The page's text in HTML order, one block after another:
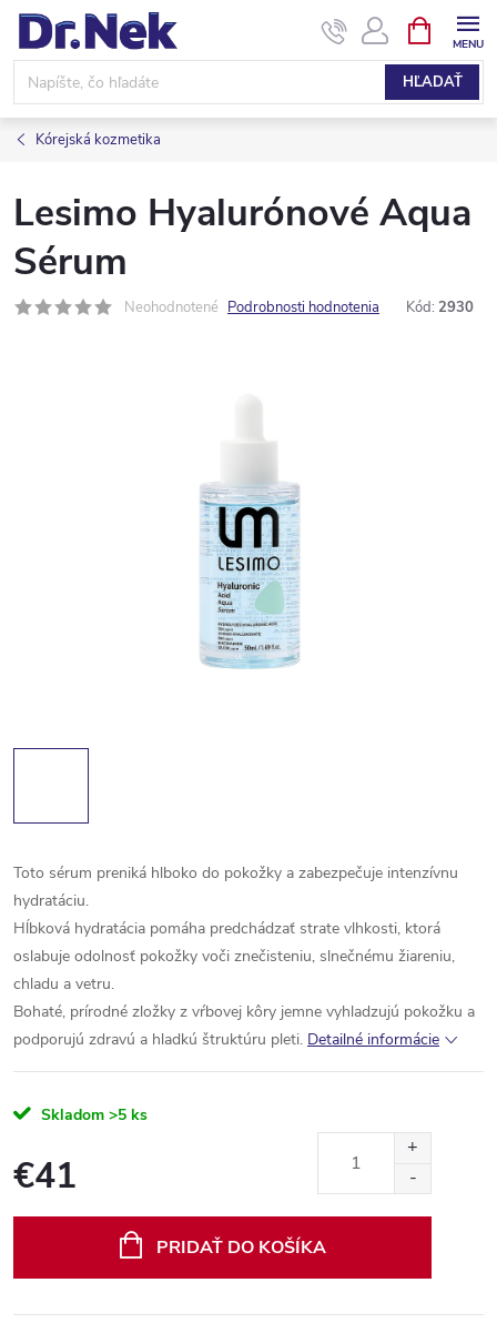
Prejsť
obsah
HĽADAŤ
KOŠÍK
Kórejská kozmetika
Lesimo Hyalurónové Aqua
Sérum
Neohodnotené Podrobnosti hodnotenia Kód: 2930
Toto sérum preniká hlboko do pokožky a zabezpečuje intenzívnu
hydratáciu.
Hĺbková hydratácia pomáha predchádzať strate vlhkosti, ktorá
oslabuje odolnosť pokožky voči znečisteniu, slnečnému žiareniu,
chladu a vetru.
Bohaté, prírodné zložky z vŕbovej kôry jemne vyhladzujú pokožku a
podporujú zdravú a hladkú štruktúru pleti. Detailné informácie
Skladom >5 ks
€41
PRIDAŤ DO KOŠÍKA